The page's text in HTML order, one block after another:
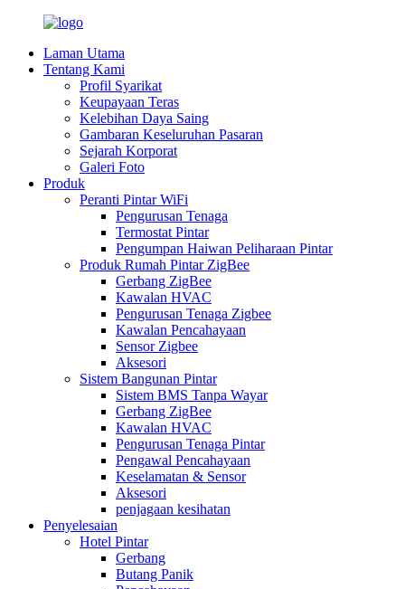
Laman Utama
Tentang Kami
Profil Syarikat
Keupayaan Teras
Kelebihan Daya Saing
Gambaran Keseluruhan Pasaran
Sejarah Korporat
Galeri Foto
Produk
Peranti Pintar WiFi
Pengurusan Tenaga
Termostat Pintar
Pengumpan Haiwan Peliharaan Pintar
Produk Rumah Pintar ZigBee
Gerbang ZigBee
Kawalan HVAC
Pengurusan Tenaga Zigbee
Kawalan Pencahayaan
Sensor Zigbee
Aksesori
Sistem Bangunan Pintar
Sistem BMS Tanpa Wayar
Gerbang ZigBee
Kawalan HVAC
Pengurusan Tenaga Pintar
Pengawal Pencahayaan
Keselamatan & Sensor
Aksesori
penjagaan kesihatan
Penyelesaian
Hotel Pintar
Gerbang
Butang Panik